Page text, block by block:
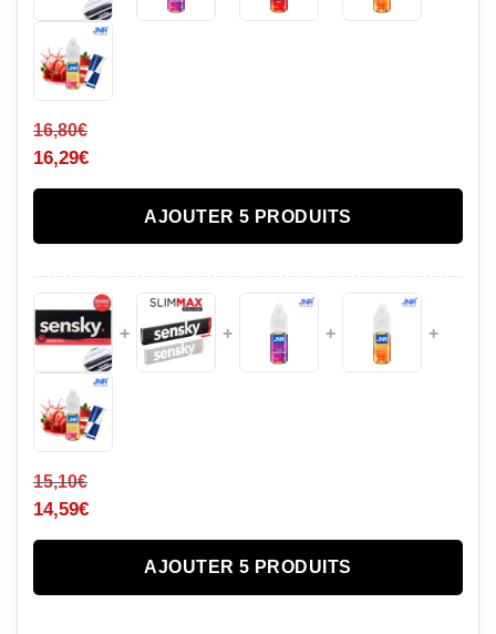
16,80€
16,29€
AJOUTER 5 PRODUITS
+ + + +
15,10€
14,59€
AJOUTER 5 PRODUITS